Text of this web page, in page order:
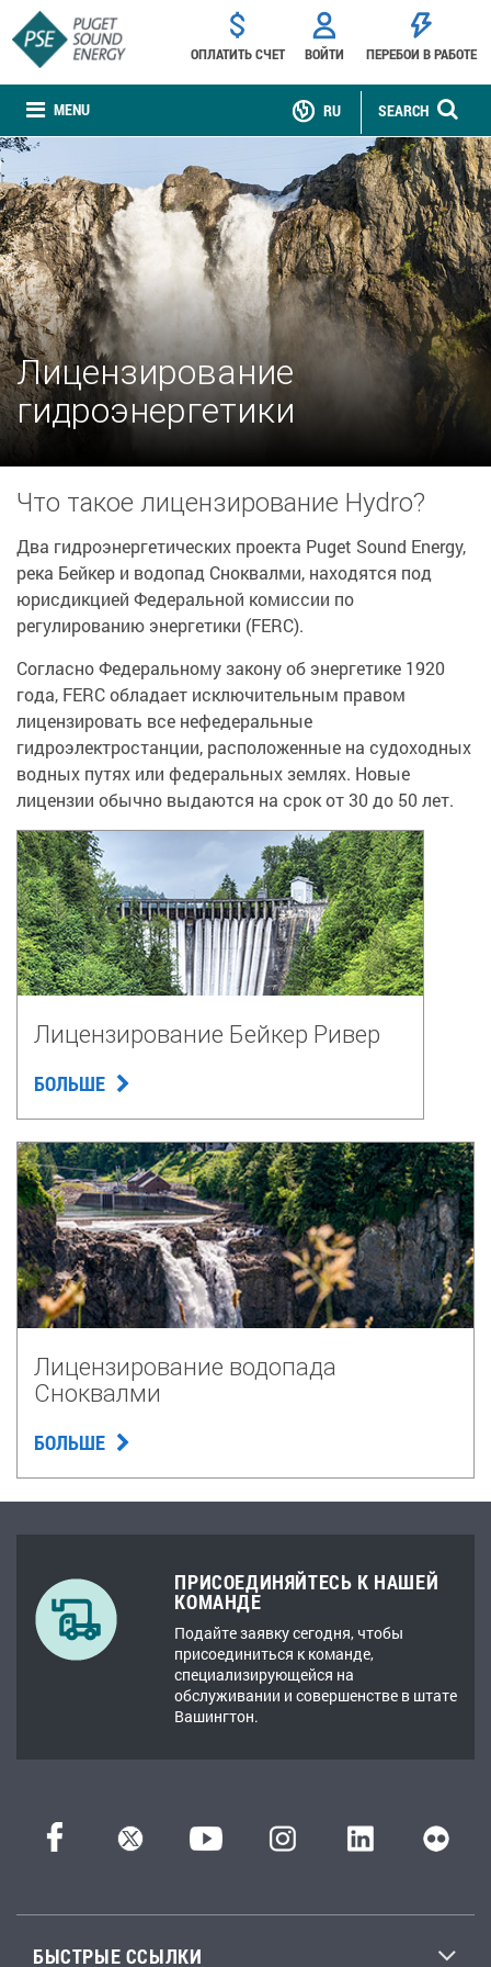
MENU
ОПЛАТИТЬ СЧЕТ ВОЙТИ ПЕРЕБОИ В РАБОТЕ
SEARCH
RU
Лицензирование
гидроэнергетики
Что такое лицензирование Hydro?
Два гидроэнергетических проекта Puget Sound Energy,
река Бейкер и водопад Сноквалми, находятся под
юрисдикцией Федеральной комиссии по
регулированию энергетики (FERC).
Согласно Федеральному закону об энергетике 1920
года, FERC обладает исключительным правом
лицензировать все нефедеральные
гидроэлектростанции, расположенные на судоходных
водных путях или федеральных землях. Новые
лицензии обычно выдаются на срок от 30 до 50 лет.
Лицензирование Бейкер Ривер
БОЛЬШЕ
Лицензирование водопада
Сноквалми
БОЛЬШЕ
ПРИСОЕДИНЯЙТЕСЬ К НАШЕЙ
КОМАНДЕ
Подайте заявку сегодня, чтобы
присоединиться к команде,
специализирующейся на
обслуживании и совершенстве в штате
Вашингтон.
БЫСТРЫЕ ССЫЛКИ